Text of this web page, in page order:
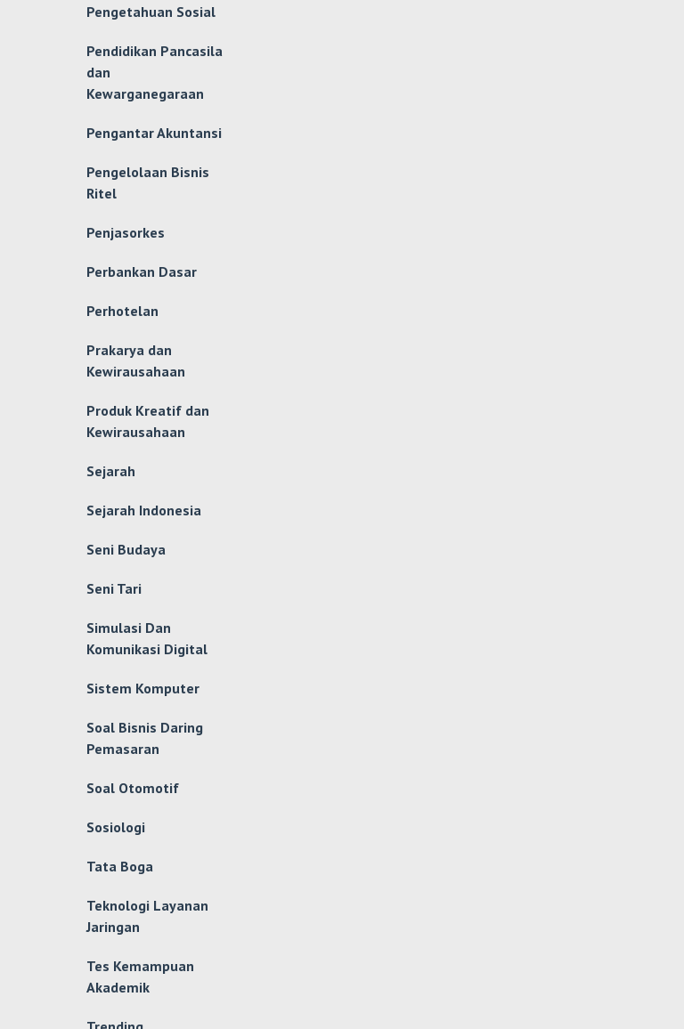
Pengetahuan Sosial
Pendidikan Pancasila
dan
Kewarganegaraan
Pengantar Akuntansi
Pengelolaan Bisnis
Ritel
Penjasorkes
Perbankan Dasar
Perhotelan
Prakarya dan
Kewirausahaan
Produk Kreatif dan
Kewirausahaan
Sejarah
Sejarah Indonesia
Seni Budaya
Seni Tari
Simulasi Dan
Komunikasi Digital
Sistem Komputer
Soal Bisnis Daring
Pemasaran
Soal Otomotif
Sosiologi
Tata Boga
Teknologi Layanan
Jaringan
Tes Kemampuan
Akademik